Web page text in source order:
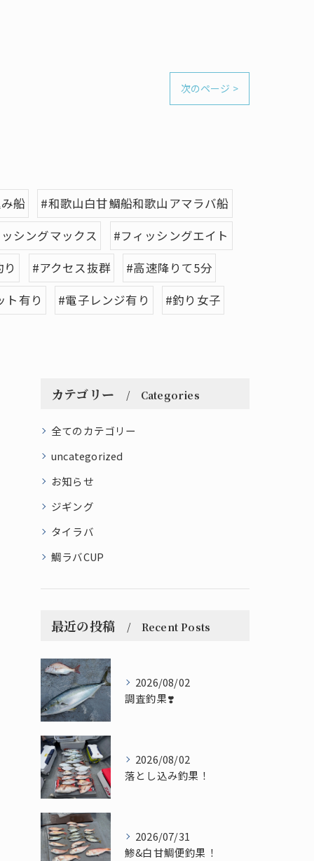
次のページ >
船
#和歌山白甘鯛船和歌山アマラバ船
シングマックス
#フィッシングエイト
#アクセス抜群
#高速降りて5分
ト有り #電子レンジ有り
#釣り女子
カテゴリー Categories
全てのカテゴリー
uncategorized
お知らせ
ジギング
タイラバ
鯛ラバCUP
最近の投稿 Recent Posts
2026/08/02
調査釣果❣️
2026/08/02
落とし込み釣果！
2026/07/31
鯵&白甘鯛便釣果！